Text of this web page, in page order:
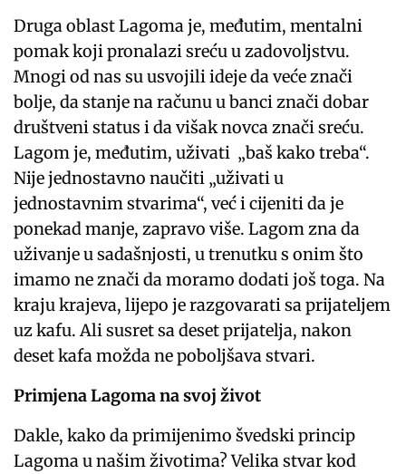
Druga oblast Lagoma je, međutim, mentalni
pomak koji pronalazi sreću u zadovoljstvu.
Mnogi od nas su usvojili ideje da veće znači
bolje, da stanje na računu u banci znači dobar
društveni status i da višak novca znači sreću.
Lagom je, međutim, uživati „baš kako treba“.
Nije jednostavno naučiti „uživati ​​u
jednostavnim stvarima“, već i cijeniti da je
ponekad manje, zapravo više. Lagom zna da
uživanje u sadašnjosti, u trenutku s onim što
imamo ne znači da moramo dodati još toga. Na
kraju krajeva, lijepo je razgovarati sa prijateljem
uz kafu. Ali susret sa deset prijatelja, nakon
deset kafa možda ne poboljšava stvari.
Primjena Lagoma na svoj život
Dakle, kako da primijenimo švedski princip
Lagoma u našim životima? Velika stvar kod